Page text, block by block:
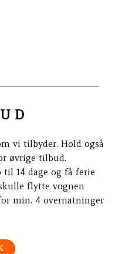
vi tilbyder. Hold også
øvrige tilbud.
14 dage og få ferie
flytte vognen
min. 4 overnatninger